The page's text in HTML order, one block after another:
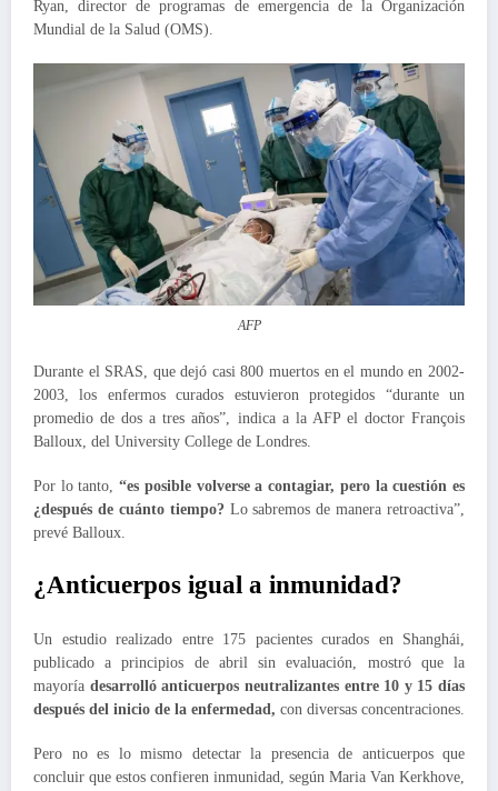
Ryan, director de programas de emergencia de la Organización
Mundial de la Salud (OMS).
AFP
Durante el SRAS, que dejó casi 800 muertos en el mundo en 2002-
2003, los enfermos curados estuvieron protegidos “durante un
promedio de dos a tres años”, indica a la AFP el doctor François
Balloux, del University College de Londres.
Por lo tanto,“es posible volverse a contagiar, pero la cuestión es
¿después de cuánto tiempo? Lo sabremos de manera retroactiva”,
prevé Balloux.
¿Anticuerpos igual a inmunidad?
Un estudio realizado entre 175 pacientes curados en Shanghái,
publicado a principios de abril sin evaluación, mostró que la
mayoría desarrolló anticuerpos neutralizantes entre 10 y 15 días
después del inicio de la enfermedad, con diversas concentraciones.
Pero no es lo mismo detectar la presencia de anticuerpos que
concluir que estos confieren inmunidad, según Maria Van Kerkhove,